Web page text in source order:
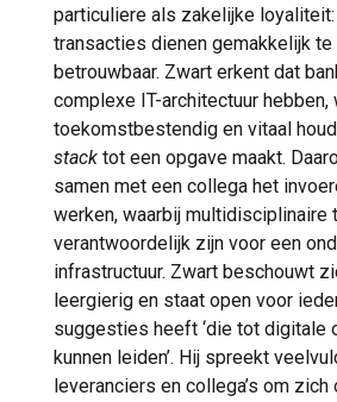
particuliere als zakelijke
transacties dienen gemakkelijk
betrouwbaar. Zwart erkent dat
complexe IT-architectuur hebben,
toekomstbestendig en vitaal
stack tot een opgave maakt.
samen met een collega het
werken, waarbij multidisciplinaire
verantwoordelijk zijn voor een
infrastructuur. Zwart beschouwt
leergierig en staat open voor
suggesties heeft ‘die tot digitale
kunnen leiden’. Hij spreekt
leveranciers en collega’s om zich